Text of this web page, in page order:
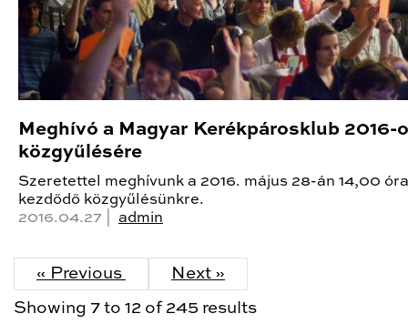
Meghívó a Magyar Kerékpárosklub 2016-
közgyűlésére
Szeretettel meghívunk a 2016. május 28-án 14,00
kezdődő közgyűlésünkre.
2016.04.27 | admin
« Previous Next »
Showing 7 to 12 of 245 results